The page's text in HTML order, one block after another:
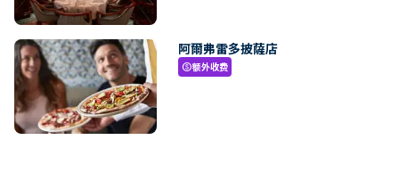
阿爾弗雷多披薩店
paid额外收费